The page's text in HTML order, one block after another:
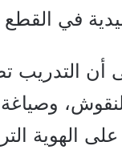
في
أن التدريب
الهوية